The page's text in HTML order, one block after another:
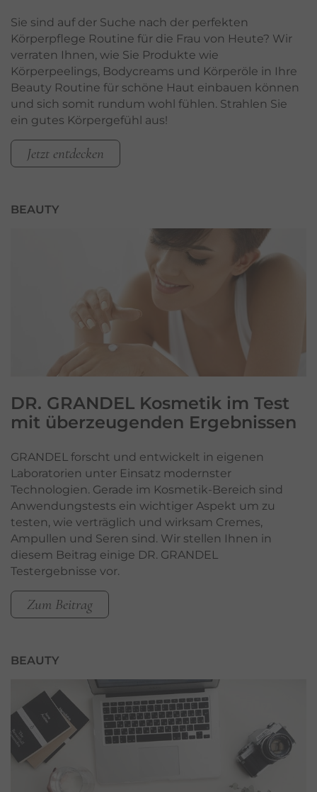
Sie sind auf der Suche nach der perfekten
Körperpflege Routine für die Frau von Heute? Wir
verraten Ihnen, wie Sie Produkte wie
Körperpeelings, Bodycreams und Körperöle in Ihre
Beauty Routine für schöne Haut einbauen können
und sich somit rundum wohl fühlen. Strahlen Sie
ein gutes Körpergefühl aus!
Jetzt entdecken
BEAUTY
DR. GRANDEL Kosmetik im Test
mit überzeugenden Ergebnissen
GRANDEL forscht und entwickelt in eigenen
Laboratorien unter Einsatz modernster
Technologien. Gerade im Kosmetik-Bereich sind
Anwendungstests ein wichtiger Aspekt um zu
testen, wie verträglich und wirksam Cremes,
Ampullen und Seren sind. Wir stellen Ihnen in
diesem Beitrag einige DR. GRANDEL
Testergebnisse vor.
Zum Beitrag
BEAUTY